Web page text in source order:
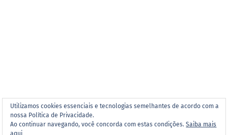
Utilizamos cookies essenciais e tecnologias semelhantes de acordo com a
nossa Política de Privacidade.
Ao continuar navegando, você concorda com estas condições.Saiba mais
aqui